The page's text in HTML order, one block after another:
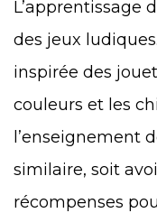
L’apprentissage
des jeux
inspirée des
couleurs et les
l’enseignement
similaire, soit
récompenses